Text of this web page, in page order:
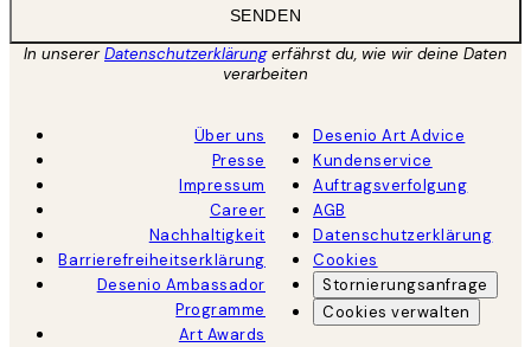
SENDEN
In unsererDatenschutzerklärungerfährst du, wie wir deine Daten
verarbeiten
Über uns
Presse
Impressum
Career
Nachhaltigkeit
Barrierefreiheitserklärung
Desenio Ambassador
Programme
Art Awards
Desenio Art Advice
Kundenservice
Auftragsverfolgung
AGB
Datenschutzerklärung
Cookies
Stornierungsanfrage
Cookies verwalten